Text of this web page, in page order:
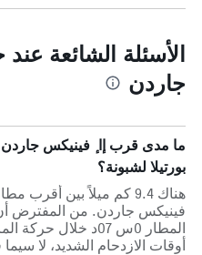
الأسئلة الشائعة
جاردن
ما مدى قرب إا ٕ فينيكس
بورتيلا لشبونة؟
هناك 9.4 كم ميلاً بين أقرب
فينيكس جاردن. من المفترض
المطار 0س 07د خلال
أوقات الازدحام الشديد، لا